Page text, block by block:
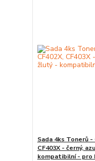
Sada 4ks Tonerů -
CF403X - černý,
kompatibilní - pro